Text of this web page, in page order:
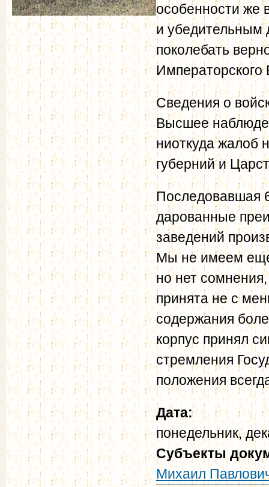
особенности же
и убедительным
поколебать
Императорского
Сведения о
Высшее
ниоткуда жалоб
губерний и
Последовавшая
дарованные
заведений
Мы не имеем еще
но нет
принята не с
содержания
корпус принял
стремления
положения
Дата:
понедельник,
Субъекты
Михаил